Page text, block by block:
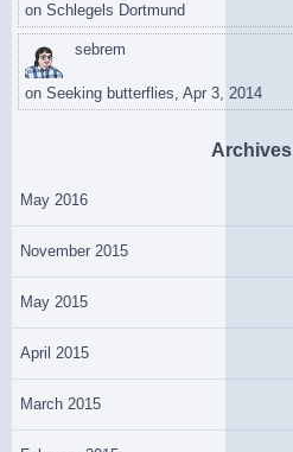
on Schlegels Dortmund
sebrem
on Seeking butterflies, Apr 3, 2014
Archives
May 2016
November 2015
May 2015
April 2015
March 2015